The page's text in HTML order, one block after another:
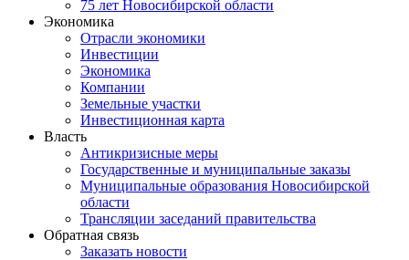
75 лет Новосибирской области
Экономика
Отрасли экономики
Инвестиции
Экономика
Компании
Земельные участки
Инвестиционная карта
Власть
Антикризисные меры
Государственные и муниципальные заказы
Муниципальные образования Новосибирской
области
Трансляции заседаний правительства
Обратная связь
Заказать новости